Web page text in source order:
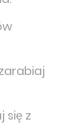
się z